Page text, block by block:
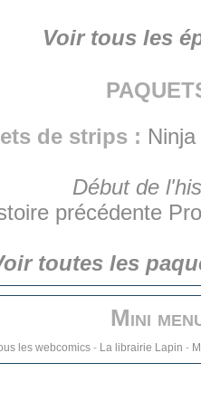
Voir tous les
de strips :
Début de
précédente
toutes les
Mini
les webcomics- La librairie Lapin -